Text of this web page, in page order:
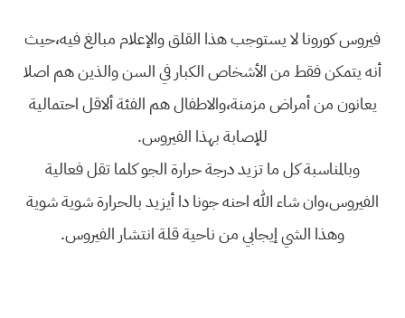
فيروس كورونا لا يستوجب هذا القلق والإعلام مبالغ فيه،حيث
أنه يتمكن فقط من الأشخاص الكبار في السن والذين هم اصلا
يعانون من أمراض مزمنة،والاطفال هم الفئة ألاقل احتمالية
للإصابة بهذا الفيروس.
وبالمناسبة كل ما تزيد درجة حرارة الجو كلما تقل فعالية
الفيروس،وان شاء الله احنه جونا دا أيزيد بالحرارة شوية شوية
وهذا الشي إيجابي من ناحية قلة انتشار الفيروس.